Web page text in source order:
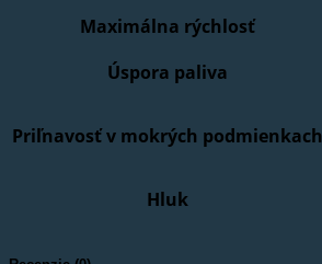
Maximálna rýchlosť
Úspora paliva
Priľnavosť v mokrých podmienkach
Hluk